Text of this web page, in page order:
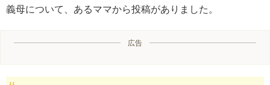
義母について、あるママから投稿がありました。
広告